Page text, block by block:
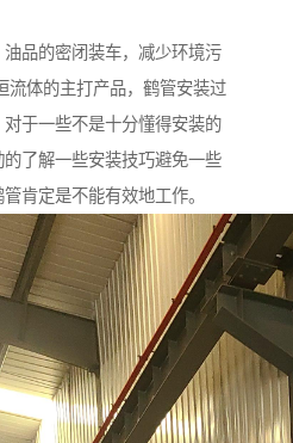
品的密闭装车，减少环境污
流体的主打产品，鹤管安装过
于一些不是十分懂得安装的
了解一些安装技巧避免一些
肯定是不能有效地工作。